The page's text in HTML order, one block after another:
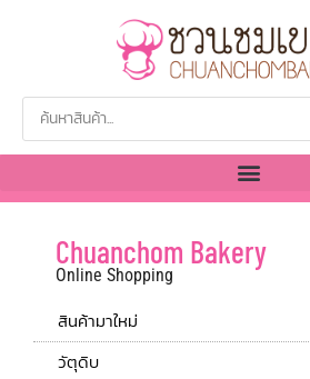
Chuanchom Bakery
Online Shopping
สินค้ามาใหม่
วัตุดิบ